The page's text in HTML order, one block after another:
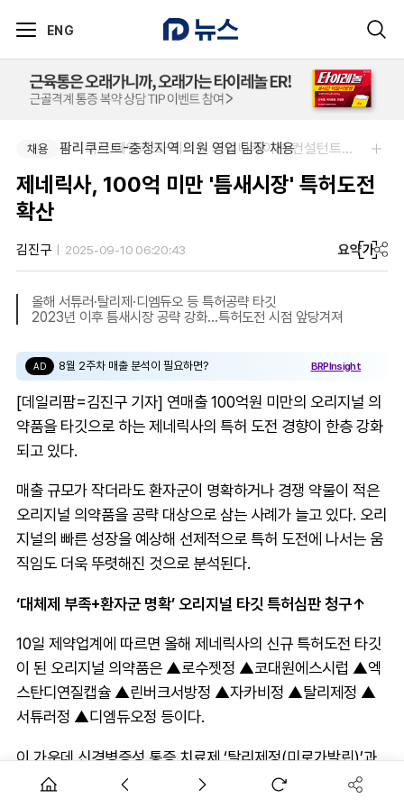
ENG
채용 주식회사 에일리크-메디컬 커뮤니케이션 컨설턴트(Associate) / 메디컬라이터 채용
채용 팜리쿠르트-충청지역 의원 영업 팀장 채용
제네릭사, 100억 미만 '틈새시장' 특허도전
확산
김진구 2025-09-10 06:20:43 요약가
올해 서튜러·탈리제·디엠듀오 등 특허공략 타깃
2023년 이후 틈새시장 공략 강화…특허도전 시점 앞당겨져
AD 8월 2주차 매출 분석이 필요하면? BRPInsight
[데일리팜=김진구 기자] 연매출 100억원 미만의 오리지널 의
약품을 타깃으로 하는 제네릭사의 특허 도전 경향이 한층 강화
되고 있다.
매출 규모가 작더라도 환자군이 명확하거나 경쟁 약물이 적은
오리지널 의약품을 공략 대상으로 삼는 사례가 늘고 있다. 오리
지널의 빠른 성장을 예상해 선제적으로 특허 도전에 나서는 움
직임도 더욱 뚜렷해진 것으로 분석된다.
‘대체제 부족+환자군 명확’ 오리지널 타깃 특허심판 청구↑
10일 제약업계에 따르면 올해 제네릭사의 신규 특허도전 타깃
이 된 오리지널 의약품은 ▲로수젯정 ▲코대원에스시럽 ▲엑
스탄디연질캡슐 ▲린버크서방정 ▲자카비정 ▲탈리제정 ▲
서튜러정 ▲디엠듀오정 등이다.
이 가운데 신경병증성 통증 치료제 ‘탈리제정(미로가발린)’과
결핵 치료제 ‘서튜러정(베다퀼린)’은 2023년 기준 매출이 100